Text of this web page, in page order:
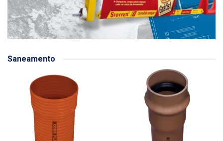
Saneamento